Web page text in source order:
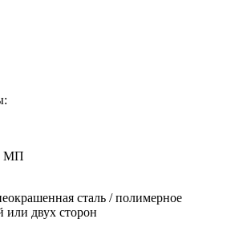
МП
сталь / полимерное
или двух сторон